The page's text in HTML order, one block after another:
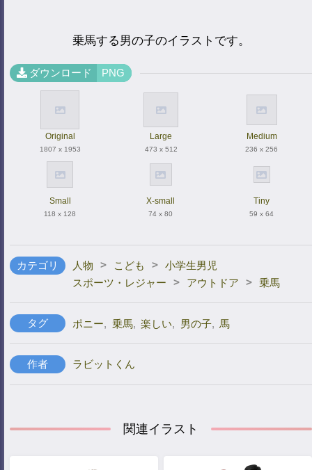
乗馬する男の子のイラストです。
ダウンロード PNG
Original
1807 x 1953
Large
473 x 512
Medium
236 x 256
Small
118 x 128
X-small
74 x 80
Tiny
59 x 64
カテゴリ 人物 > こども > 小学生男児
スポーツ・レジャー
> アウトドア > 乗馬
タグ ポニー, 乗馬, 楽しい, 男の子, 馬
作者 ラビットくん
関連イラスト